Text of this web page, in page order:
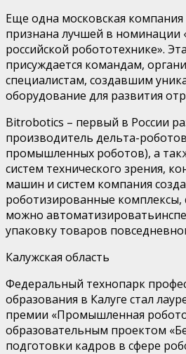
Еще одна московская компания
признана лучшей в номинации
российской робототехнике».
присуждается командам,
специалистам, создавшим
оборудование для развития
Bitrobotics – первый в России
производитель дельта-роботов
промышленных роботов), а
систем технического зрения,
машин и систем компания
роботизированные комплексы,
можно автоматизировать
упаковку товаров
Калужская область
Федеральный технопарк
образования в Калуге стал
премии «Промышленная
образовательным проектом
подготовки кадров в сфере